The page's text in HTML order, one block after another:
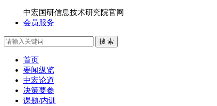
中宏国研信息技术研究院官网
会员服务
搜 索
首页
要闻纵览
中宏论道
决策要参
课题/内训